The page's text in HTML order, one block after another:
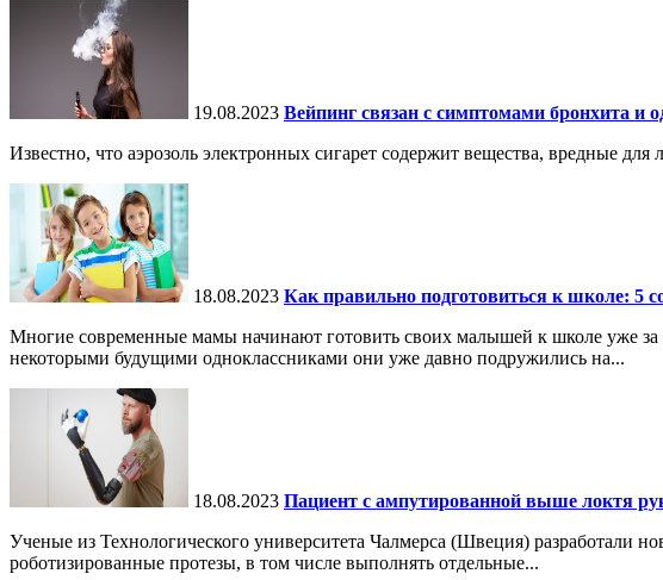
19.08.2023 Вейпинг связан с симптомами бронхита
Известно, что аэрозоль электронных сигарет содержит вещества, вредные
18.08.2023 Как правильно подготовиться к школе: 5
Многие современные мамы начинают готовить своих малышей к школе уже за
некоторыми будущими одноклассниками они уже давно подружились на...
18.08.2023 Пациент с ампутированной выше локтя
Ученые из Технологического университета Чалмерса (Швеция) разработали
роботизированные протезы, в том числе выполнять отдельные...